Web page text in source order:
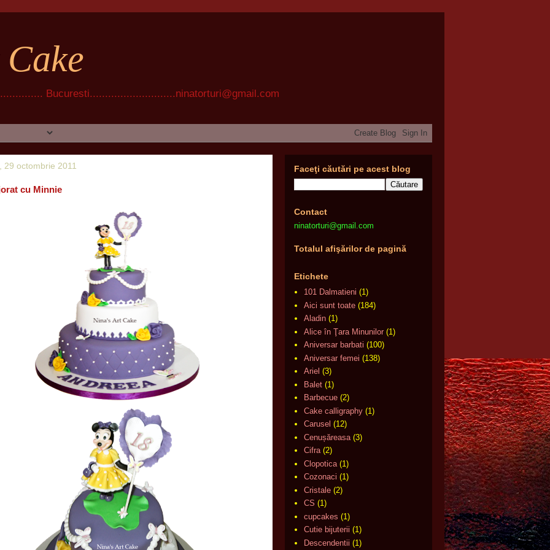
Bucuresti............................ninatorturi@gmail.com
29 octombrie 2011
cu Minnie
Faceţi căutări pe acest blog
Contact
ninatorturi@gmail.com
Totalul afişărilor de pagină
Etichete
101 Dalmatieni (1)
Aici sunt toate (184)
Aladin (1)
Alice în Ţara Minunilor (1)
Aniversar barbati (100)
Aniversar femei (138)
Ariel (3)
Balet (1)
Barbecue (2)
Cake calligraphy (1)
Carusel (12)
Cenușăreasa (3)
Cifra (2)
Clopotica (1)
Cozonaci (1)
Cristale (2)
CS (1)
cupcakes (1)
Cutie bijuterii (1)
Descendentii (1)